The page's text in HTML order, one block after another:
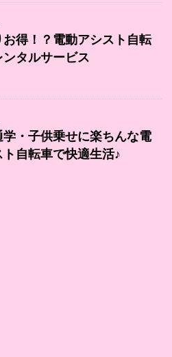
お得！？電動アシスト自転
タルサービス
学・子供乗せに楽ちんな電
自転車で快適生活♪